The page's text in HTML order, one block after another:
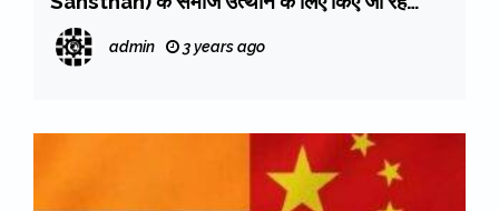
प्रयासों की मुख्यमंत्री धामी ने की सराहना
admin 3 years ago